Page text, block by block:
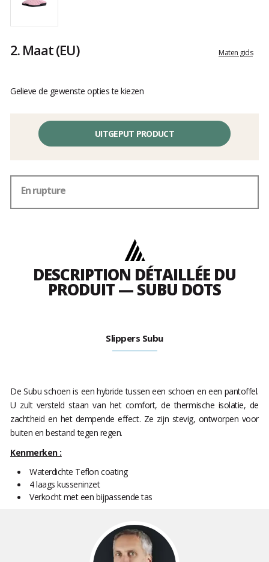
2.Maat(EU) Maten gids
Gelieve de gewenste opties te kiezen
UITGEPUT PRODUCT
En rupture
DESCRIPTION DÉTAILLÉE DU
PRODUIT — SUBU DOTS
Slippers Subu
De Subu schoen is een hybride tussen een schoen en een pantoffel.
U zult versteld staan van het comfort, de thermische isolatie, de
zachtheid en het dempende effect. Ze zijn stevig, ontworpen voor
buiten en bestand tegen regen.
Kenmerken :
Waterdichte Teflon coating
4 laags kusseninzet
Verkocht met een bijpassende tas